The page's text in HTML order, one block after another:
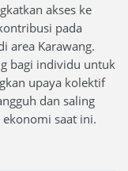
akses ke
pada
area Karawang.
bagi individu untuk
upaya kolektif
dan saling
saat ini.